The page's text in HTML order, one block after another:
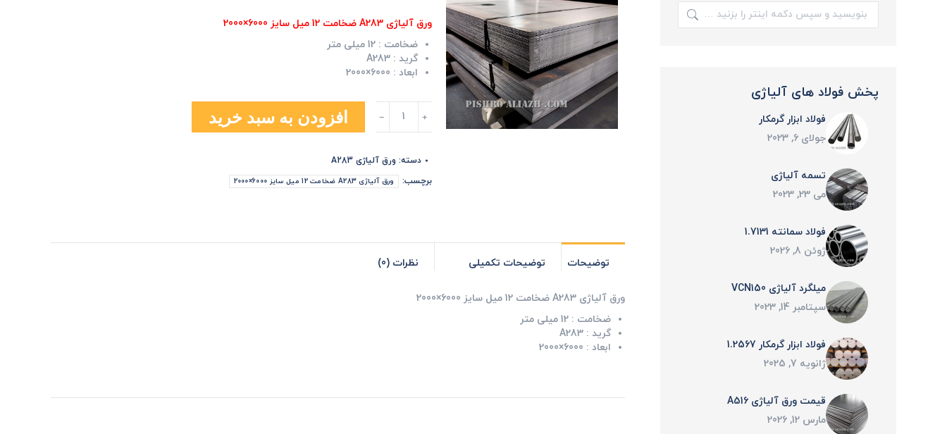
ورق آلیاژی A283 ضخامت 12 میل سایز 6000×2000
ضخامت :12 میلی متر
گرید :A283
ابعاد : 6000×2000
ورق
آلیاژی
افزودن به سبد خرید
دسته: ورق آلیاژی A283
برچسب:
ورق آلیاژی A283 ضخامت 12 میل سایز 6000×2000
توضیحات توضیحات تکمیلی نظرات (0)
ورق آلیاژی A283 ضخامت 12 میل سایز 6000×2000
ضخامت : 12 میلی متر
گرید : A283
ابعاد : 6000×2000
جستجو:
پخش فولاد های آلیاژی
فولاد ابزار گرمکار
جولای 6, 2023
تسمه آلیاژی
می 23, 2023
فولاد سمانته 1.7131
ژوئن 8, 2026
میلگرد آلیاژی VCN150
سپتامبر 14, 2023
فولاد ابزار گرمکار 1.2567
ژانویه 7, 2025
قیمت ورق آلیاژی A516
مارس 12, 2026